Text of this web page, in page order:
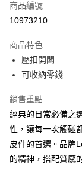
超商取貨付款
Apple Pay
街口支付
悠遊付
大哥付你分期
相關說明
【大哥付你分期使用
1.本服務由台灣大哥
AFTEE先享後付
商品編號
10973210
商品特色
壓扣開闔
可收納零錢
銷售重點
經典的日常必備之
性，讓每一次觸碰
皮件的首選。品牌
的精神，搭配質感